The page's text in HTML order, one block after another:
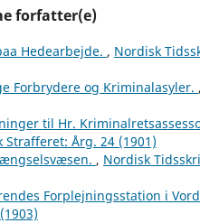
forfatter(e)
Hedearbejde. , Nordisk
Forbrydere og Kriminalasyler. ,
til Hr.
Årg. 24 (1901)
, Nordisk
Forplejningsstation i